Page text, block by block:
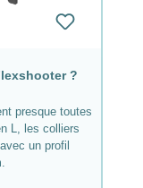
?
presque toutes
L, les colliers
un profil